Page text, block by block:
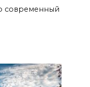
современный